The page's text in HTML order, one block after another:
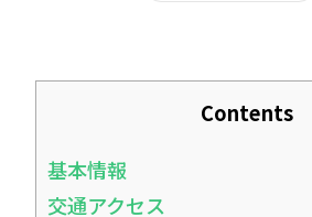
Contents
基本情報
交通アクセス